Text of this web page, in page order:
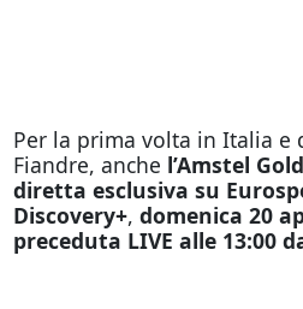
Per la prima volta in Italia e
Fiandre, anche l’Amstel
diretta esclusiva su
Discovery+, domenica 20
preceduta LIVE alle 13:00